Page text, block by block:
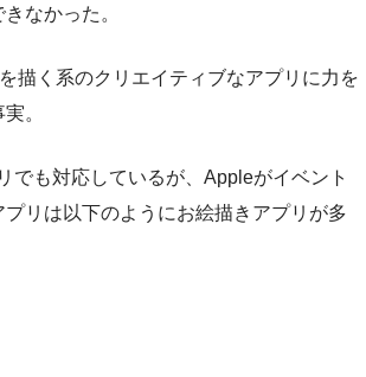
なかった。
描く系のクリエイティブなアプリに力を
。
でも対応しているが、Appleがイベント
リは以下のようにお絵描きアプリが多